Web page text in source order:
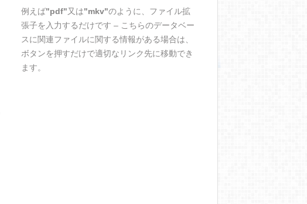
例えば"pdf"又は"mkv"のように、ファイル拡
張子を入力するだけです – こちらのデータベー
スに関連ファイルに関する情報がある場合は、
ボタンを押すだけで適切なリンク先に移動でき
ます。